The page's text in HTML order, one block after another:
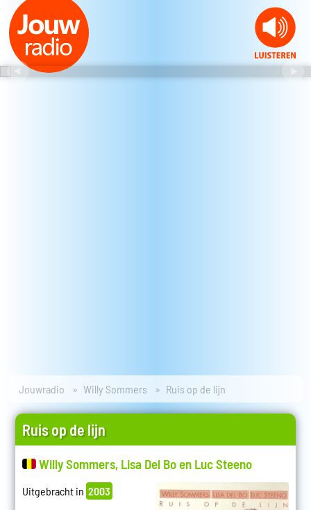
Jouwradio Willy Sommers Ruis op de lijn
Ruis op de lijn
Willy Sommers, Lisa Del Bo en Luc Steeno
Uitgebracht in 2003